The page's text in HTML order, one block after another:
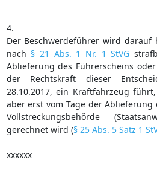
4.
Der Beschwerdeführer wird darauf
nach § 21 Abs. 1 Nr. 1 StVG
Ablieferung des Führerscheins
der Rechtskraft dieser
28.10.2017, ein Kraftfahrzeug
aber erst vom Tage der
Vollstreckungsbehörde
gerechnet wird (§ 25 Abs. 5 Satz 1
xxxxxx